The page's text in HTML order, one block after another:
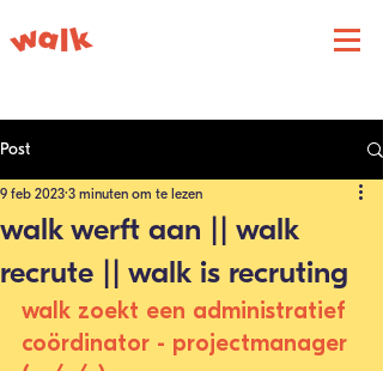
Post
walk werft aan || walk
recrute || walk is recruting
9 feb 2023 3 minuten om te lezen
walk zoekt een administratief
coördinator - projectmanager